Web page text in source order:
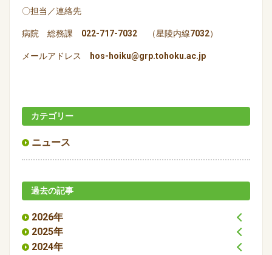
〇担当／連絡先
病院 総務課 022-717-7032 （星陵内線7032）
メールアドレス hos-hoiku@grp.tohoku.ac.jp
カテゴリー
ニュース
過去の記事
2026年
2025年
2024年